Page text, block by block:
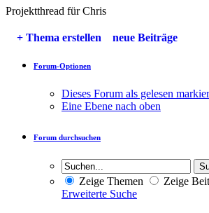
Projektthread für Chris
+ Thema erstellen neue Beiträge
Forum-Optionen
Dieses Forum als gelesen
Eine Ebene nach oben
Forum durchsuchen
Zeige Themen
Zeige
Erweiterte Suche